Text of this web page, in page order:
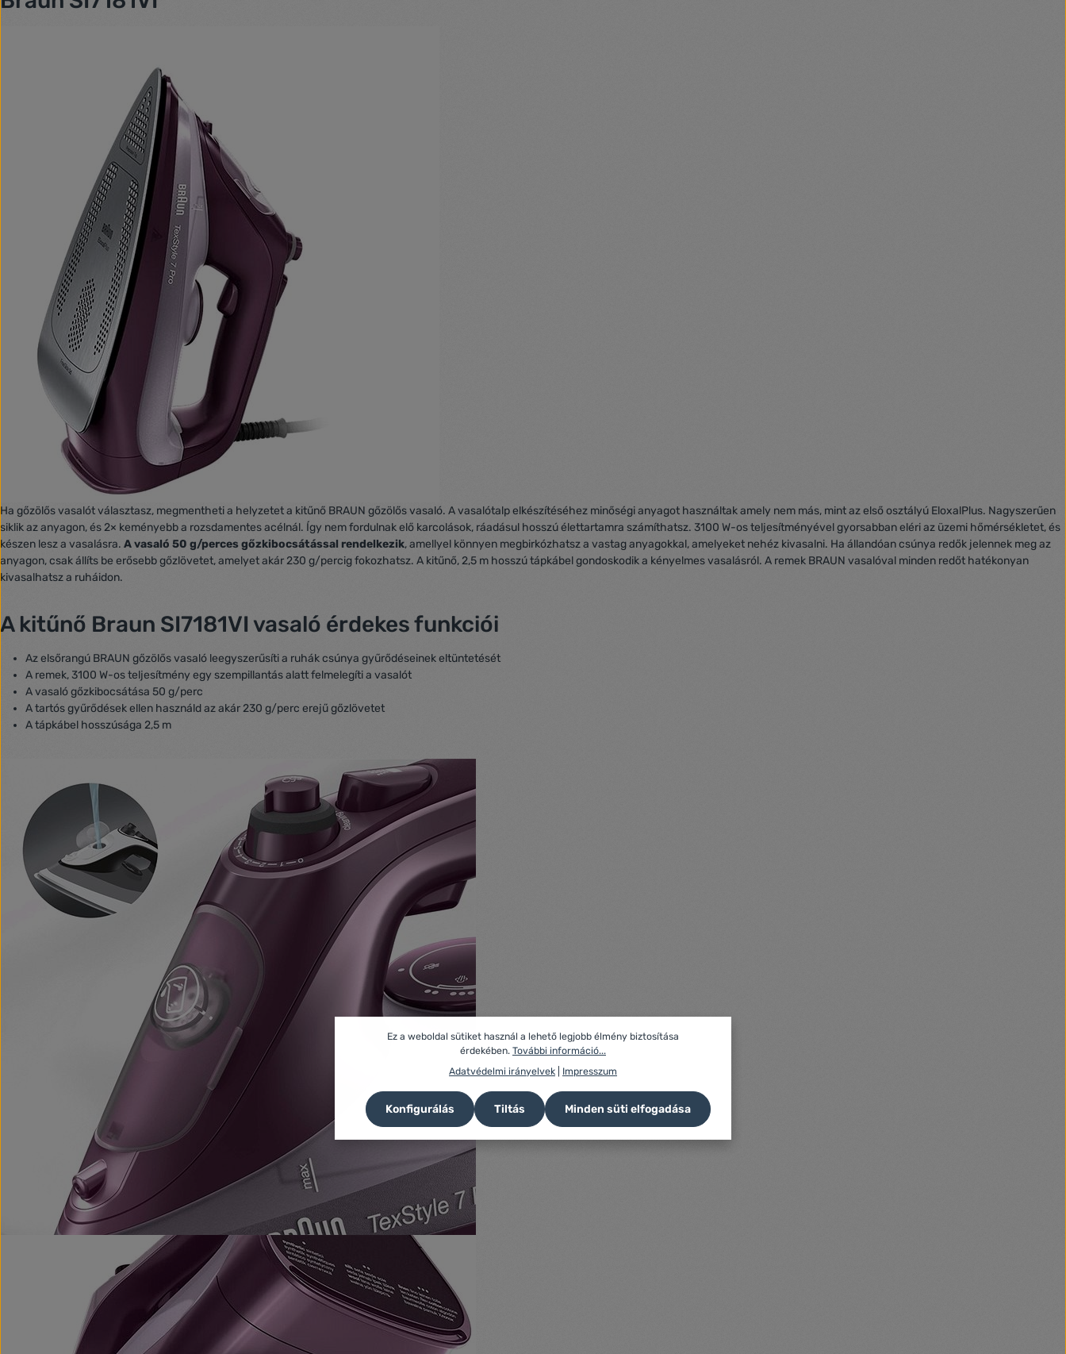
Ha gőzölős vasalót választasz, megmentheti a helyzetet a kitűnő BRAUN gőzölős vasaló. A vasalótalp elkészítéséhez minőségi anyagot használtak amely nem más, mint az első osztályú EloxalPlus. Nagyszerűen
siklik az anyagon, és 2× keményebb a rozsdamentes acélnál. Így nem fordulnak elő karcolások, ráadásul hosszú élettartamra számíthatsz. 3100 W-os teljesítményével gyorsabban eléri az üzemi hőmérsékletet, és
készen lesz a vasalásra. A vasaló 50 g/perces gőzkibocsátással rendelkezik, amellyel könnyen megbirkózhatsz a vastag anyagokkal, amelyeket nehéz kivasalni. Ha állandóan csúnya redők jelennek meg az
anyagon, csak állíts be erősebb gőzlövetet, amelyet akár 230 g/percig fokozhatsz. A kitűnő, 2,5 m hosszú tápkábel gondoskodik a kényelmes vasalásról. A remek BRAUN vasalóval minden redőt hatékonyan
kivasalhatsz a ruháidon.
A kitűnő Braun SI7181VI vasaló érdekes funkciói
Az elsőrangú BRAUN gőzölős vasaló leegyszerűsíti a ruhák csúnya gyűrődéseinek eltüntetését
A remek, 3100 W-os teljesítmény egy szempillantás alatt felmelegíti a vasalót
A vasaló gőzkibocsátása 50 g/perc
A tartós gyűrődések ellen használd az akár 230 g/perc erejű gőzlövetet
A tápkábel hosszúsága 2,5 m
Ez a weboldal sütiket használ a lehető legjobb élmény biztosítása
érdekében. További információ...
Adatvédelmi irányelvek
Impresszum
Tiltás
Konfigurálás Minden süti elfogadása